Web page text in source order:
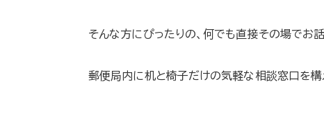
そんな方にぴったりの、何でも直接その場でお
郵便局内に机と椅子だけの気軽な相談窓口を構